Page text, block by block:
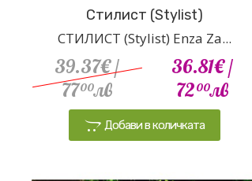
Стилист (Stylist)
СТИЛИСТ (Stylist) Enza Za...
39.37€/
7700лв
36.81€/
7200лв
Добави в количката